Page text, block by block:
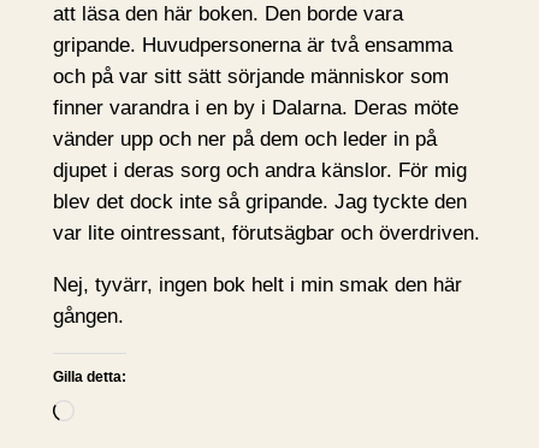
att läsa den här boken. Den borde vara
gripande. Huvudpersonerna är två ensamma
och på var sitt sätt sörjande människor som
finner varandra i en by i Dalarna. Deras möte
vänder upp och ner på dem och leder in på
djupet i deras sorg och andra känslor. För mig
blev det dock inte så gripande. Jag tyckte den
var lite ointressant, förutsägbar och överdriven.
Nej, tyvärr, ingen bok helt i min smak den här
gången.
Gilla detta:
L